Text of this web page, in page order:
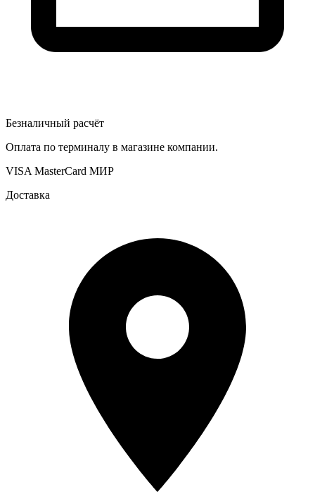
Безналичный расчёт
Оплата по терминалу в магазине компании.
VISA MasterCard МИР
Доставка